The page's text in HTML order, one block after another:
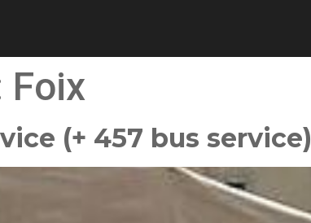
Foix
(+ 457 bus service)